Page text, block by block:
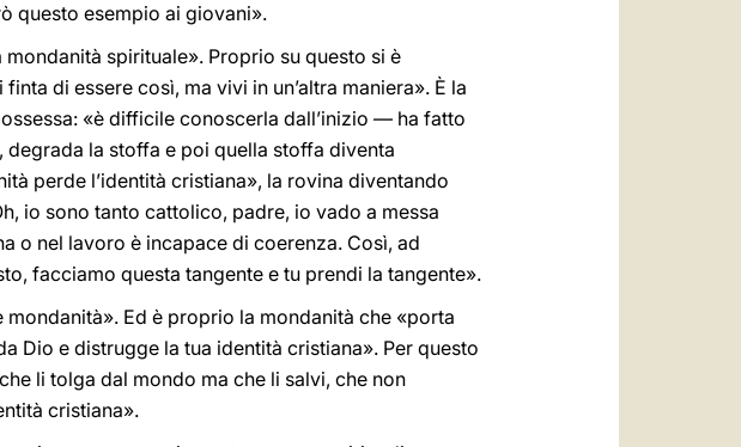
questo esempio ai giovani».
spirituale». Proprio su questo si è
di essere così, ma vivi in un’altra maniera». È la
«è difficile conoscerla dall’inizio — ha fatto
la stoffa e poi quella stoffa diventa
perde l’identità cristiana», la rovina diventando
io sono tanto cattolico, padre, io vado a messa
o nel lavoro è incapace di coerenza. Così, ad
facciamo questa tangente e tu prendi la tangente».
Ed è proprio la mondanità che «porta
Dio e distrugge la tua identità cristiana». Per questo
li tolga dal mondo ma che li salvi, che non
cristiana».